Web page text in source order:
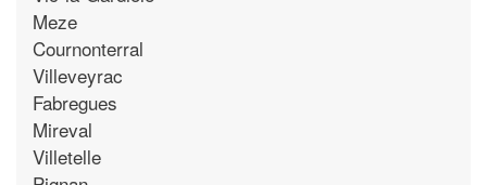
Meze
Cournonterral
Villeveyrac
Fabregues
Mireval
Villetelle